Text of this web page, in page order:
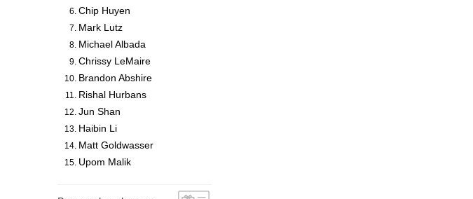
Chip Huyen
Mark Lutz
Michael Albada
Chrissy LeMaire
Brandon Abshire
Rishal Hurbans
Jun Shan
Haibin Li
Matt Goldwasser
Upom Malik